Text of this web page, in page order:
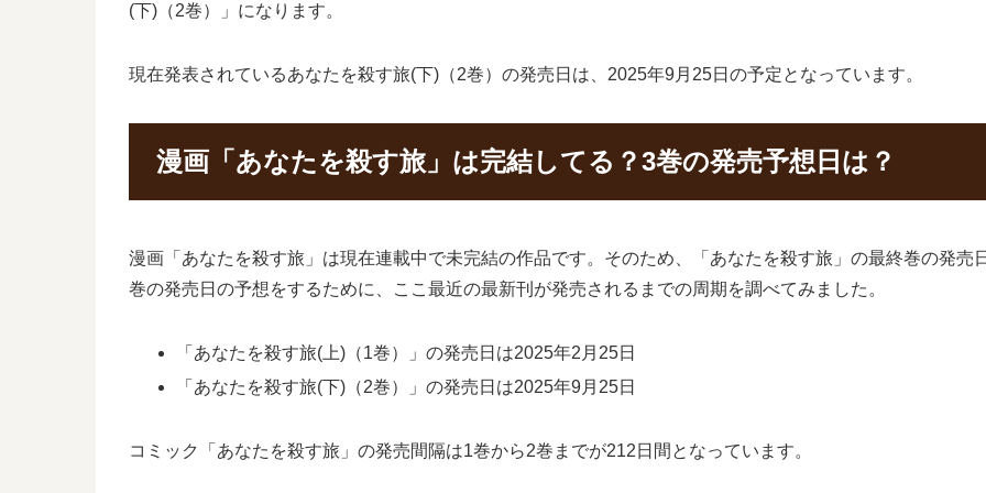
(下)（2巻）」になります。
現在発表されているあなたを殺す旅(下)（2巻）の発売日は、2025年9月25日の予定となっています。
漫画「あなたを殺す旅」は完結してる？3巻の発売予想日は？
漫画「あなたを殺す旅」は現在連載中で未完結の作品です。そのため、「あなたを殺す旅」の最終巻の発売
巻の発売日の予想をするために、ここ最近の最新刊が発売されるまでの周期を調べてみました。
「あなたを殺す旅(上)（1巻）」の発売日は2025年2月25日
「あなたを殺す旅(下)（2巻）」の発売日は2025年9月25日
コミック「あなたを殺す旅」の発売間隔は1巻から2巻までが212日間となっています。